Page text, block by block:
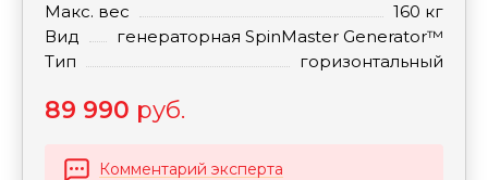
Макс. вес
160 кг
Вид
генераторная SpinMaster Generator™
Тип
горизонтальный
89 990 руб.
Комментарий эксперта